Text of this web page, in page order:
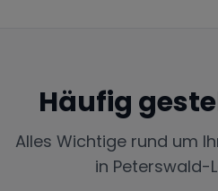
Häufig
Alles Wichtige rund um
in Peterswald-